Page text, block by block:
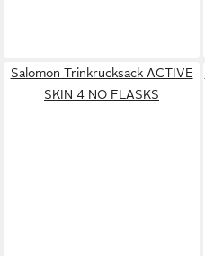
Salomon Trinkrucksack ACTIVE
SKIN 4 NO FLASKS